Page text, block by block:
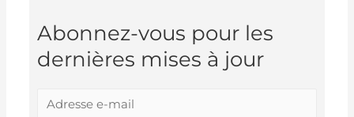
Abonnez-vous pour les
dernières mises à jour